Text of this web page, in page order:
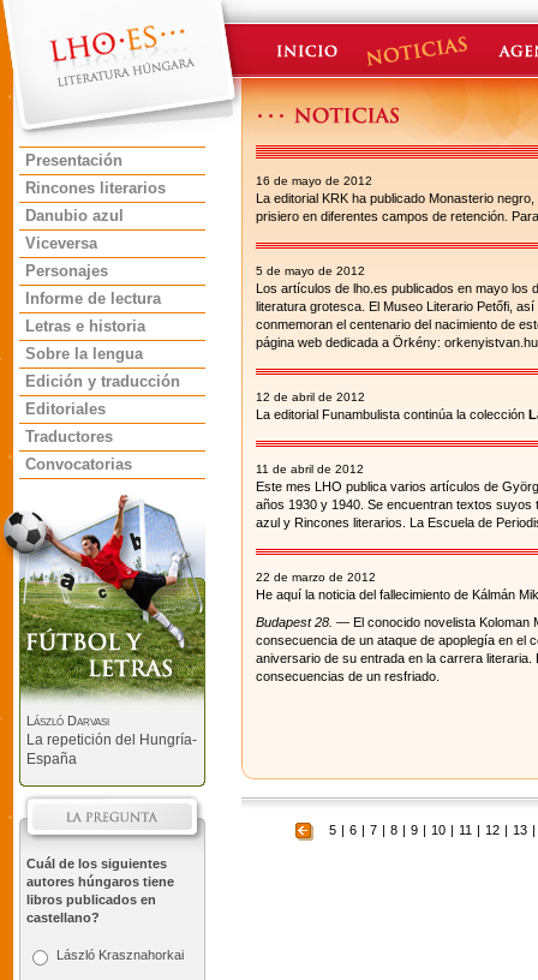
Presentación
Rincones literarios
Danubio azul
Viceversa
Personajes
Informe de lectura
Letras e historia
Sobre la lengua
Edición y traducción
Editoriales
Traductores
Convocatorias
László Darvasi
La repetición del Hungría-
España
Cuál de los siguientes
autores húngaros tiene
libros publicados en
castellano?
László Krasznahorkai
16 de mayo de 2012
La editorial KRK ha publicado Monasterio
prisiero en diferentes campos de retención.
5 de mayo de 2012
Los artículos de lho.es publicados en mayo los
literatura grotesca. El Museo Literario Petőfi,
conmemoran el centenario del nacimiento de
página web dedicada a Örkény:
12 de abril de 2012
La editorial Funambulista continúa la colección
11 de abril de 2012
Este mes LHO publica varios artículos de
años 1930 y 1940. Se encuentran textos
azul y Rincones literarios. La Escuela de
22 de marzo de 2012
He aquí la noticia del fallecimiento de Kálmán
Budapest 28. — El conocido novelista Koloman
consecuencia de un ataque de apoplegía en el
aniversario de su entrada en la carrera
consecuencias de un resfriado.
5 | 6 | 7 | 8 | 9 | 10 | 11 | 12 | 13 |